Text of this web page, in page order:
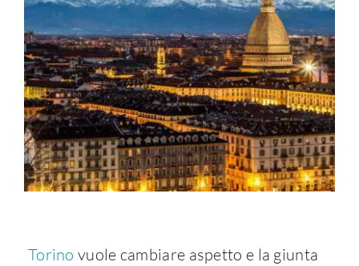
Torino vuole cambiare aspetto e la giunta